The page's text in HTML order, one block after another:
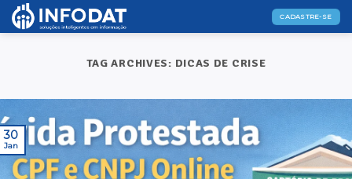
Skip
CADASTRE-SE
TAG ARCHIVES: DICAS DE CRISE
30
Jan